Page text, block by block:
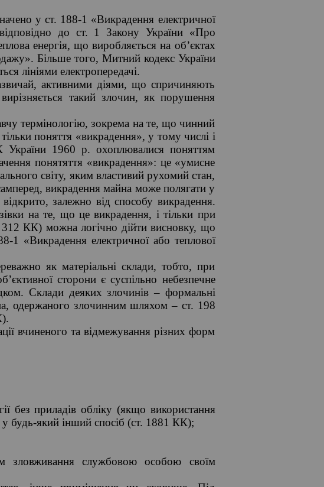
у ст. 188-1 «Викрадення електричної
до ст. 1 Закону України «Про
енергія, що виробляється на об’єктах
Більше того, Митний кодекс України
лініями електропередачі.
активними діями, що спричиняють
такий злочин, як порушення
термінологію, зокрема на те, що чинний
поняття «викрадення», у тому числі і
1960 р. охоплювалися поняттям
понятяття «викрадення»: це «умисне
світу, яким властивий рухомий стан,
викрадення майна може полягати у
залежно від способу викрадення.
на те, що це викрадення, і тільки при
312 КК) можна логічно дійти висновку, що
1 «Викрадення електричної або теплової
як матеріальні склади, тобто, при
сторони є суспільно небезпечне
Склади деяких злочинів – формальні
одержаного злочинним шляхом – ст. 198
вчиненого та відмежування різних форм
без приладів обліку (якщо використання
будь-який інший спосіб (ст. 1881 КК);
зловживання службовою особою своїм